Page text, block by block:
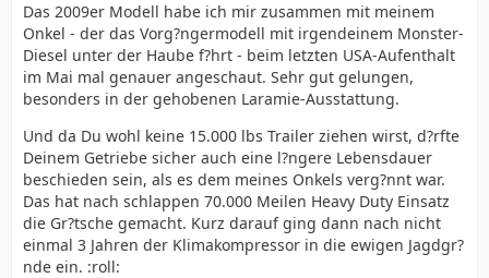
Das 2009er Modell habe ich mir zusammen mit meinem
Onkel - der das Vorg?ngermodell mit irgendeinem Monster-
Diesel unter der Haube f?hrt - beim letzten USA-Aufenthalt
im Mai mal genauer angeschaut. Sehr gut gelungen,
besonders in der gehobenen Laramie-Ausstattung.
Und da Du wohl keine 15.000 lbs Trailer ziehen wirst, d?rfte
Deinem Getriebe sicher auch eine l?ngere Lebensdauer
beschieden sein, als es dem meines Onkels verg?nnt war.
Das hat nach schlappen 70.000 Meilen Heavy Duty Einsatz
die Gr?tsche gemacht. Kurz darauf ging dann nach nicht
einmal 3 Jahren der Klimakompressor in die ewigen Jagdgr?
nde ein. :roll: